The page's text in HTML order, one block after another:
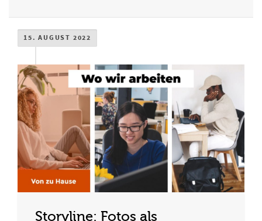
15. AUGUST 2022
Storyline: Fotos als